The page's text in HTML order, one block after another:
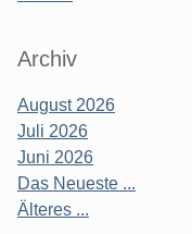
Archiv
August 2026
Juli 2026
Juni 2026
Das Neueste ...
Älteres ...